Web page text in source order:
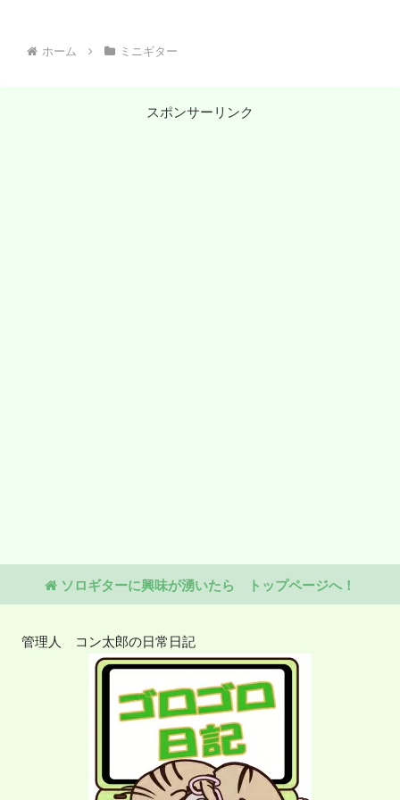
ホーム ミニギター
スポンサーリンク
ソロギターに興味が湧いたら トップページへ！
管理人 コン太郎の日常日記